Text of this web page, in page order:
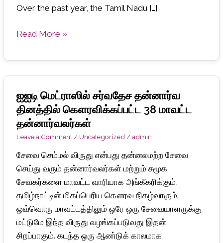
Over the past year, the Tamil Nadu […]
Read More »
ஐஐடி மெட்ராஸில் சர்வதேச தன்னார்வ
தினத்தில் கௌரவிக்கப்பட்ட 38 மாவட்ட
தன்னார்வலர்கள்
Leave a Comment / Uncategorized/admin
சேவை செம்மல் விருது என்பது தன்னலமற்ற சேவை
செய்து வரும் தன்னார்வலர்கள் மற்றும் சமூக
சேவகர்களை மாவட்ட வாரியாக அங்கீகரிக்கும்,
தமிழ்நாட்டின் மிகப்பெரிய கௌரவ நிகழ்வாகும்.
ஒவ்வொரு மாவட்டத்திலும் ஒரே ஒரு சேவையாளருக்கு
மட்டுமே இந்த விருது வழங்கப்படுவது இதன்
சிறப்பாகும். கடந்த ஒரு ஆண்டுக் காலமாக,
ஐஐடி
மெட்ராஸில்
சர்வதேச
தன்னார்வ
கௌரவிக்கப்பட்ட
38
மாவட்ட
தன்னார்வலர்கள்